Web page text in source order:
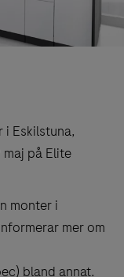
i Eskilstuna,
på Elite
monter i
mer om
bland annat.